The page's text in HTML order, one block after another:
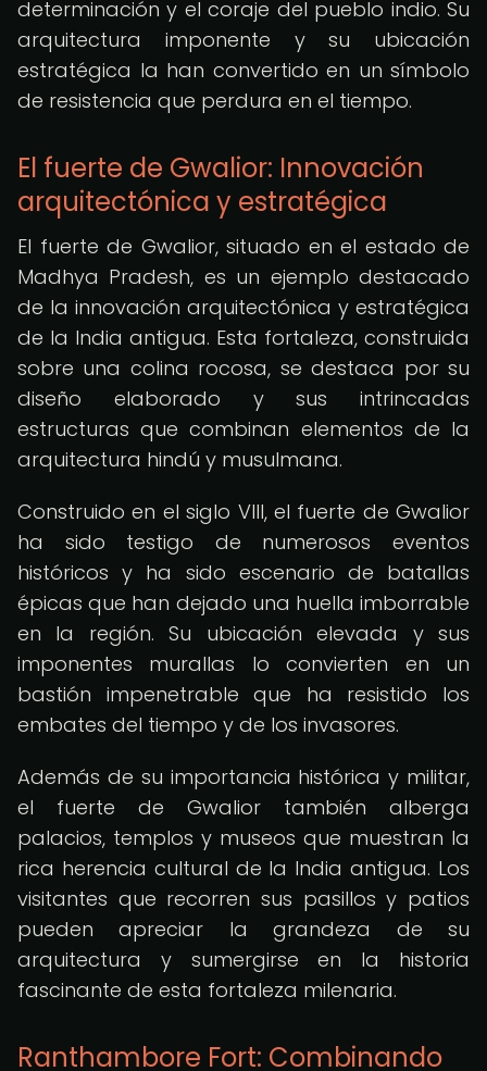
determinación y el coraje del pueblo indio. Su
arquitectura imponente y su ubicación
estratégica la han convertido en un símbolo
de resistencia que perdura en el tiempo.
El fuerte de Gwalior: Innovación
arquitectónica y estratégica
El fuerte de Gwalior, situado en el estado de
Madhya Pradesh, es un ejemplo destacado
de la innovación arquitectónica y estratégica
de la India antigua. Esta fortaleza, construida
sobre una colina rocosa, se destaca por su
diseño elaborado y sus intrincadas
estructuras que combinan elementos de la
arquitectura hindú y musulmana.
Construido en el siglo VIII, el fuerte de Gwalior
ha sido testigo de numerosos eventos
históricos y ha sido escenario de batallas
épicas que han dejado una huella imborrable
en la región. Su ubicación elevada y sus
imponentes murallas lo convierten en un
bastión impenetrable que ha resistido los
embates del tiempo y de los invasores.
Además de su importancia histórica y militar,
el fuerte de Gwalior también alberga
palacios, templos y museos que muestran la
rica herencia cultural de la India antigua. Los
visitantes que recorren sus pasillos y patios
pueden apreciar la grandeza de su
arquitectura y sumergirse en la historia
fascinante de esta fortaleza milenaria.
Ranthambore Fort: Combinando